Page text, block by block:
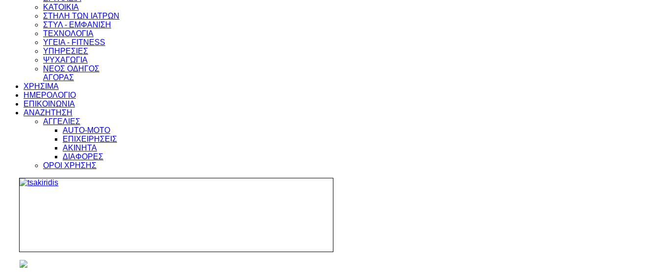
ΚΑΤΟΙΚΙΑ
ΣΤΗΛΗ ΤΩΝ ΙΑΤΡΩΝ
ΣΤΥΛ - ΕΜΦΑΝΙΣΗ
ΤΕΧΝΟΛΟΓΙΑ
ΥΓΕΙΑ - FITNESS
ΥΠΗΡΕΣΙΕΣ
ΨΥΧΑΓΩΓΙΑ
ΝΕΟΣ ΟΔΗΓΟΣ
ΑΓΟΡΑΣ
ΧΡΗΣΙΜΑ
ΗΜΕΡΟΛΟΓΙΟ
ΕΠΙΚΟΙΝΩΝΙΑ
ΑΝΑΖΗΤΗΣΗ
ΑΓΓΕΛΙΕΣ
AUTO-MOTO
ΕΠΙΧΕΙΡΗΣΕΙΣ
ΑΚΙΝΗΤΑ
ΔΙΑΦΟΡΕΣ
ΟΡΟΙ ΧΡΗΣΗΣ